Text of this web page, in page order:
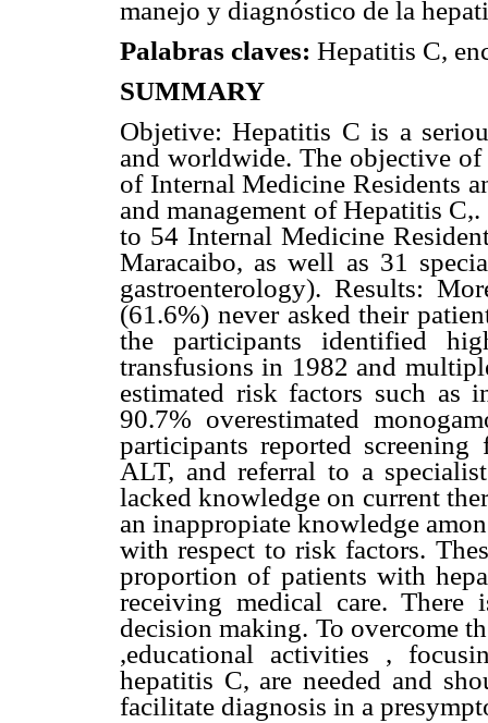
manejo y diagnóstico de la
Palabras claves: Hepatitis C,
SUMMARY
Objetive: Hepatitis C is a
and worldwide. The objective
of Internal Medicine Residents
and management of Hepatitis
to 54 Internal Medicine
Maracaibo, as well as 31
gastroenterology). Results:
(61.6%) never asked their
the participants identified
transfusions in 1982 and
estimated risk factors such as
90.7% overestimated
participants reported
ALT, and referral to a
lacked knowledge on current
an inappropiate knowledge
with respect to risk factors.
proportion of patients with
receiving medical care. There
decision making. To overcome
,educational activities ,
hepatitis C, are needed and
facilitate diagnosis in a